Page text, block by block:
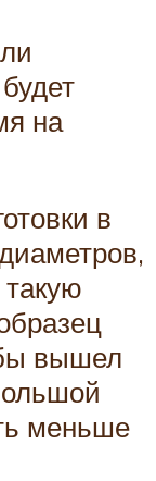
на
в
вышел
меньше